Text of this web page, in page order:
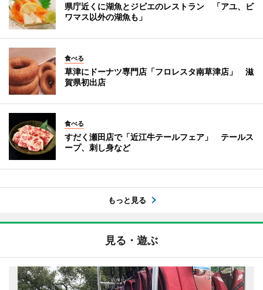
県庁近くに湖魚とジビエのレストラン 「アユ、ビ
ワマス以外の湖魚も」
食べる
草津にドーナツ専門店「フロレスタ南草津店」 滋
賀県初出店
食べる
すだく瀬田店で「近江牛テールフェア」 テールス
ープ、刺し身など
もっと見る
見る・遊ぶ